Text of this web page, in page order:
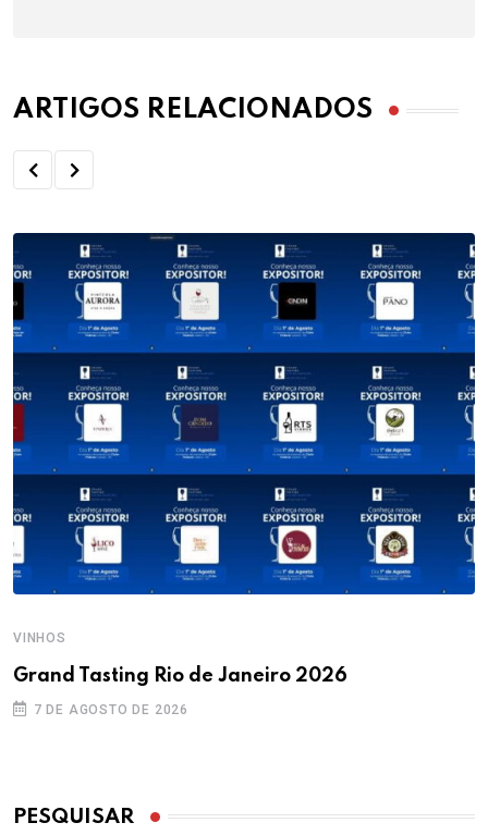
ARTIGOS RELACIONADOS
VINHOS
Grand Tasting Rio de Janeiro 2026
7 DE AGOSTO DE 2026
PESQUISAR